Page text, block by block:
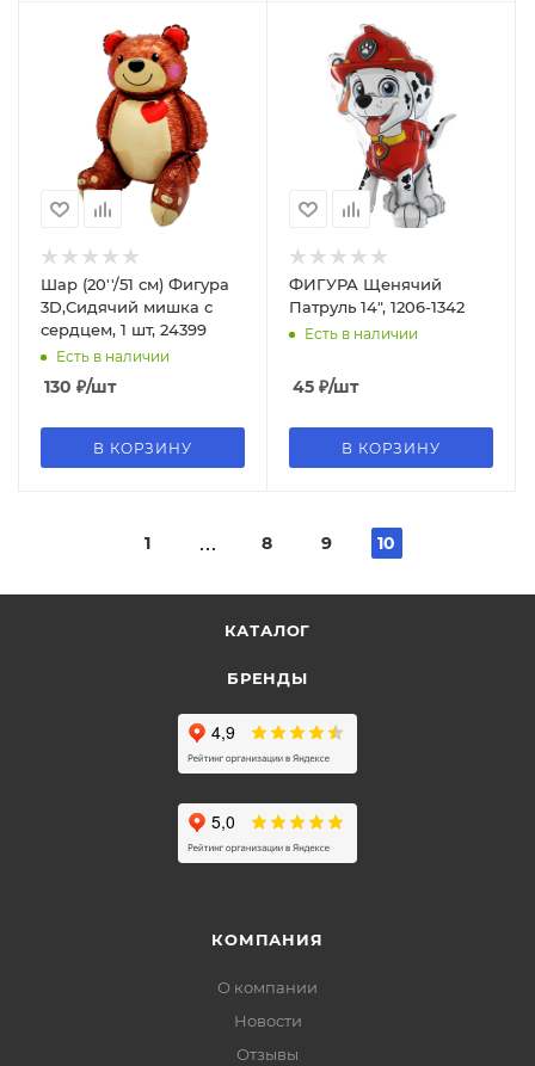
Шар (20''/51 см) Фигура
3D,Сидячий мишка с
сердцем, 1 шт, 24399
Есть в наличии
130 ₽/шт
В КОРЗИНУ
ФИГУРА Щенячий
Патруль 14", 1206-1342
Есть в наличии
45 ₽/шт
В КОРЗИНУ
1 8 9 10
КАТАЛОГ
БРЕНДЫ
КОМПАНИЯ
О компании
Новости
Отзывы